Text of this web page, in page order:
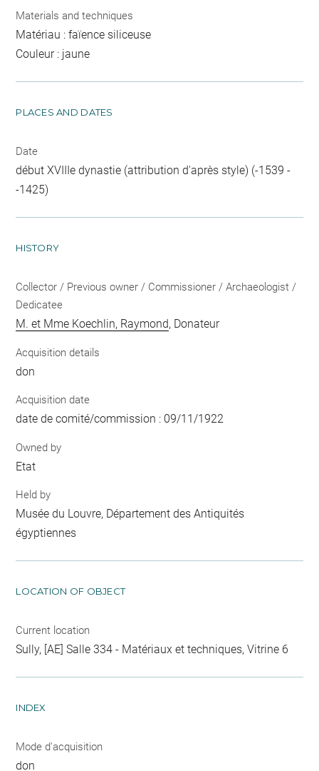
Materials and techniques
Matériau : faïence siliceuse
Couleur : jaune
PLACES AND DATES
Date
début XVIIIe dynastie (attribution d'après style) (-1539 -
-1425)
HISTORY
Collector / Previous owner / Commissioner / Archaeologist /
Dedicatee
M. et Mme Koechlin, Raymond, Donateur
Acquisition details
don
Acquisition date
date de comité/commission : 09/11/1922
Owned by
Etat
Held by
Musée du Louvre, Département des Antiquités
égyptiennes
LOCATION OF OBJECT
Current location
Sully, [AE] Salle 334 - Matériaux et techniques, Vitrine 6
INDEX
Mode d'acquisition
don